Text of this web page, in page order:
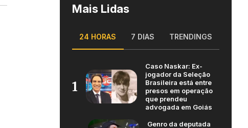
Mais Lidas
24 HORAS 7 DIAS TRENDINGS
1
Caso Naskar: Ex-
jogador da Seleção
Brasileira está entre
presos em operação
que prendeu
advogada em Goiás
Genro da deputada